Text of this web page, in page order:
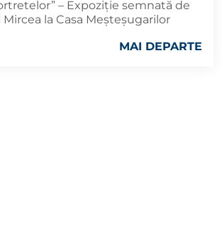
– Expoziție semnată de
Mircea la Casa Meșteșugarilor
MAI DEPARTE